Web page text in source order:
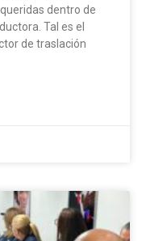
dentro de
Tal es el
de traslación